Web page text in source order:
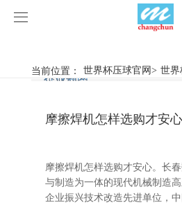
世界杯压球官网
旋弧焊机
惯性摩擦焊机
产品视频
行业新闻
案例展示
当前位置： 世界杯压球官网> 世界
行业新闻
企业动态
摩擦焊机怎样选购才安心
摩擦焊机怎样选购才安心。长
与制造为一体的现代机械制造
企业振兴技术改造先进单位，